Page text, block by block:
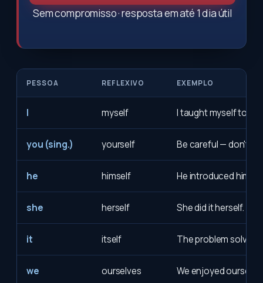
Sem compromisso · resposta em até 1 dia útil
PESSOA REFLEXIVO EXEMPLO
I myself I taught myself to
you (sing.) yourself Be careful — don't
he himself He introduced
she herself She did it herself.
it itself The problem solved
we ourselves We enjoyed